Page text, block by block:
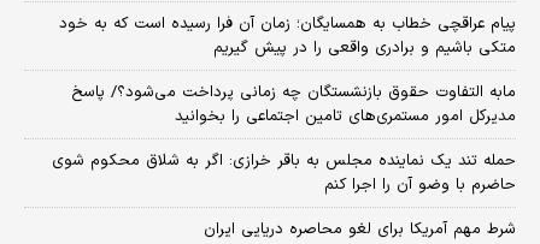
پیام عراقچی خطاب به همسایگان؛ زمان آن فرا رسیده است که به خود
متکی باشیم و برادری واقعی را در پیش گیریم
مابه التفاوت حقوق بازنشستگان چه زمانی پرداخت می‌شود؟/ پاسخ
مدیرکل امور مستمری‌های تامین اجتماعی را بخوانید
حمله تند یک نماینده مجلس به باقر خرازی: اگر به شلاق محکوم شوی
حاضرم با وضو آن را اجرا کنم
شرط مهم آمریکا برای لغو محاصره دریایی ایران